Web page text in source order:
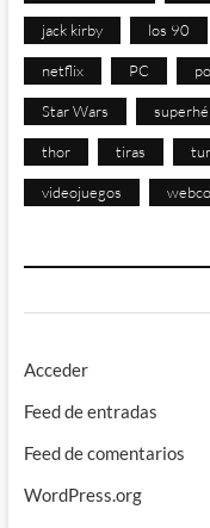
jack kirby los 90
netflix PC
Star Wars
thor tiras
videojuegos
Acceder
Feed de entradas
Feed de comentarios
WordPress.org